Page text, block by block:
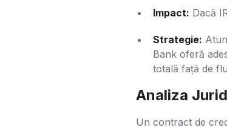
Impact: Dacă
Strategie:
Bank oferă
totală față de
Analiza
Un contract de